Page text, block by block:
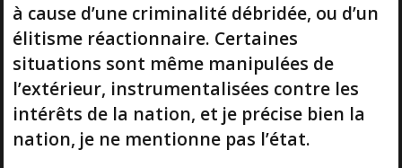
à cause d’une criminalité débridée, ou d’un
élitisme réactionnaire. Certaines
situations sont même manipulées de
l’extérieur, instrumentalisées contre les
intérêts de la nation, et je précise bien la
nation, je ne mentionne pas l’état.